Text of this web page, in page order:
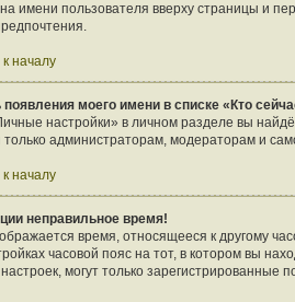
имени пользователя вверху страницы и
началу
появления моего имени в списке «Кто
настройки» в личном разделе вы
администраторам, модераторам и
началу
неправильное время!
время, относящееся к другому
часовой пояс на тот, в котором вы
могут только